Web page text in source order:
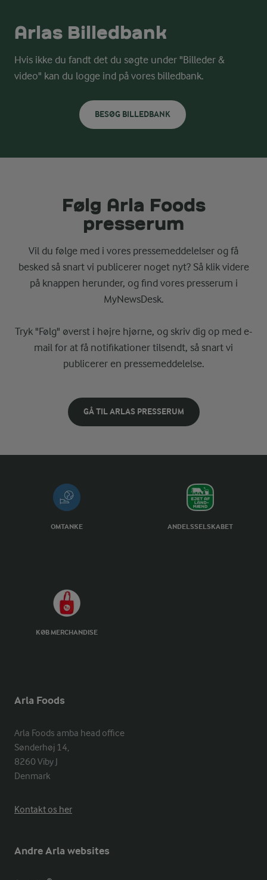
Arlas Billedbank
Hvis ikke du fandt det du søgte under "Billeder &
video" kan du logge ind på vores billedbank.
BESØG BILLEDBANK
Følg Arla Foods
presserum
Vil du følge med i vores pressemeddelelser og få
besked så snart vi publicerer noget nyt? Så klik videre
på knappen herunder, og find vores presserum i
MyNewsDesk.
Tryk "Følg" øverst i højre hjørne, og skriv dig op med e-
mail for at få notifikationer tilsendt, så snart vi
publicerer en pressemeddelelse.
GÅ TIL ARLAS PRESSERUM
OMTANKE ANDELSSELSKABET
KØB MERCHANDISE
Arla Foods
Arla Foods amba head office
Sønderhøj 14,
8260 Viby J
Denmark
Kontakt os her
Andre Arla websites